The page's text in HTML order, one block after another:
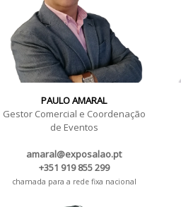
PAULO AMARAL
Gestor Comercial e Coordenação
de Eventos
amaral@exposalao.pt
+351 919 855 299
chamada para a rede fixa nacional